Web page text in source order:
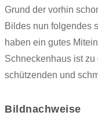
Grund der vorhin
Bildes nun folgendes
haben ein gutes
Schneckenhaus ist zu
schützenden und
Bildnachweise